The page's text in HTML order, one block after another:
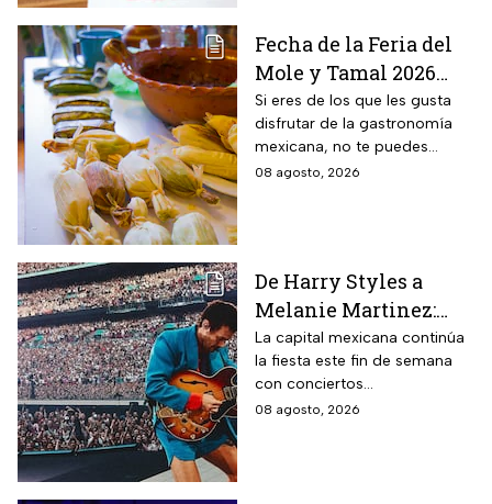
Fecha de la Feria del
Mole y Tamal 2026
para que deleites tu
paladar
Si eres de los que les gusta
disfrutar de la gastronomía
mexicana, no te puedes
perder la Feria del Mole y
08 agosto, 2026
De Harry Styles a
Melanie Martinez:
Estos son los mejores
conciertos hoy 8 de
agosto
La capital mexicana continúa
la fiesta este fin de semana
con conciertos
internacionales y obras de
08 agosto, 2026